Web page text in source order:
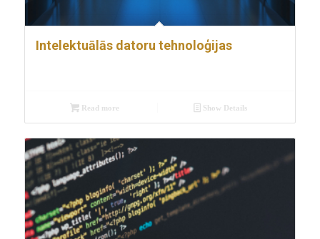
Intelektuālās datoru tehnoloģijas
Read more Show Details